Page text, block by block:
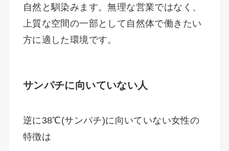
自然と馴染みます。無理な営業ではなく、
上質な空間の一部として自然体で働きたい
方に適した環境です。
サンパチに向いていない人
逆に38℃(サンパチ)に向いていない女性の
特徴は